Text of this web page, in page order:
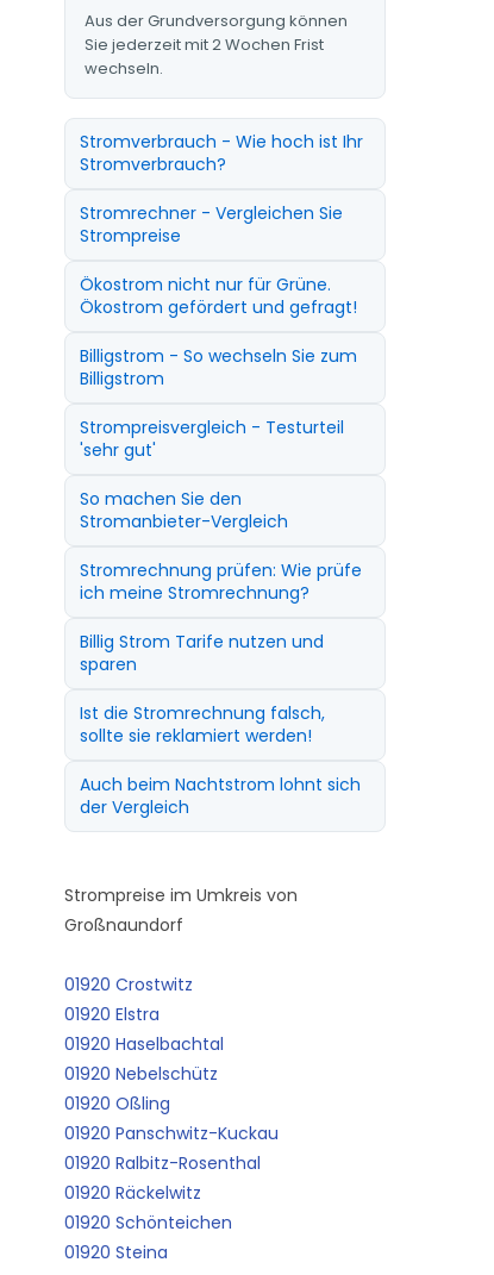
Aus der Grundversorgung können
Sie jederzeit mit 2 Wochen Frist
wechseln.
Stromverbrauch - Wie hoch ist Ihr
Stromverbrauch?
Stromrechner - Vergleichen Sie
Strompreise
Ökostrom nicht nur für Grüne.
Ökostrom gefördert und gefragt!
Billigstrom - So wechseln Sie zum
Billigstrom
Strompreisvergleich - Testurteil
'sehr gut'
So machen Sie den
Stromanbieter-Vergleich
Stromrechnung prüfen: Wie prüfe
ich meine Stromrechnung?
Billig Strom Tarife nutzen und
sparen
Ist die Stromrechnung falsch,
sollte sie reklamiert werden!
Auch beim Nachtstrom lohnt sich
der Vergleich
Strompreise im Umkreis von
Großnaundorf
01920 Crostwitz
01920 Elstra
01920 Haselbachtal
01920 Nebelschütz
01920 Oßling
01920 Panschwitz-Kuckau
01920 Ralbitz-Rosenthal
01920 Räckelwitz
01920 Schönteichen
01920 Steina